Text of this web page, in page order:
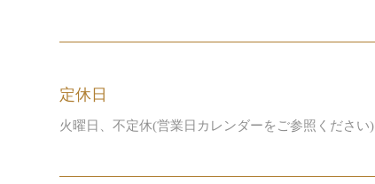
定休日
火曜日、不定休(営業日カレンダーをご参照ください)